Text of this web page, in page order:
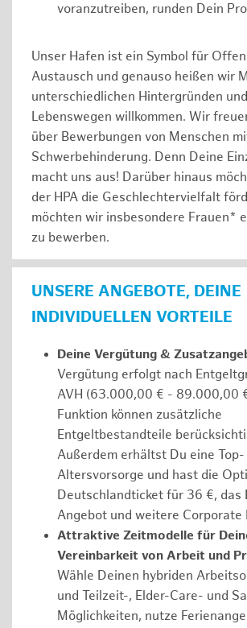
voranzutreiben, runden Dein
Unser Hafen ist ein Symbol für
Austausch und genauso heißen wir
unterschiedlichen Hintergründen und
Lebenswegen willkommen. Wir
über Bewerbungen von Menschen
Schwerbehinderung. Denn Deine
macht uns aus! Darüber hinaus
der HPA die Geschlechtervielfalt
möchten wir insbesondere Frauen*
zu bewerben.
UNSERE ANGEBOTE, DEINE
INDIVIDUELLEN VORTEILE
Deine Vergütung &
Vergütung erfolgt nach
AVH (63.000,00 € - 89.000,00
Funktion können zusätzliche
Entgeltbestandteile
Außerdem erhältst Du eine Top-
Altersvorsorge und hast die
Deutschlandticket für 36 €, das
Angebot und weitere Corporate
Attraktive Zeitmodelle für
Vereinbarkeit von Arbeit und
Wähle Deinen hybriden
und Teilzeit-, Elder-Care- und
Möglichkeiten, nutze